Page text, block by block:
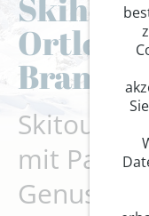
Skitouren
mit